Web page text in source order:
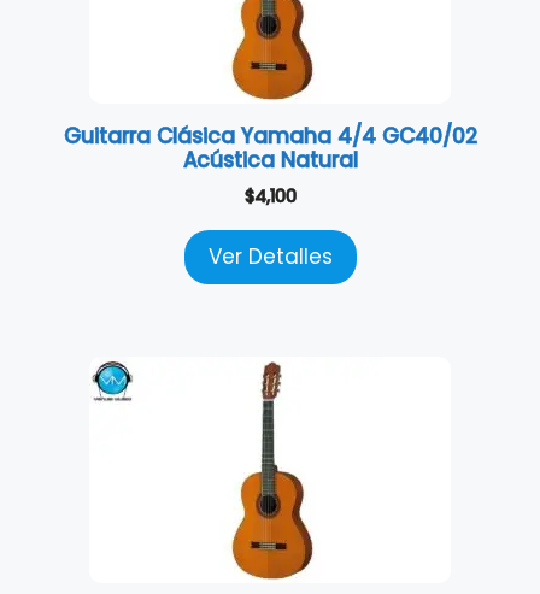
Guitarra Clásica Yamaha 4/4 GC40/02
Acústica Natural
$4,100
Ver Detalles